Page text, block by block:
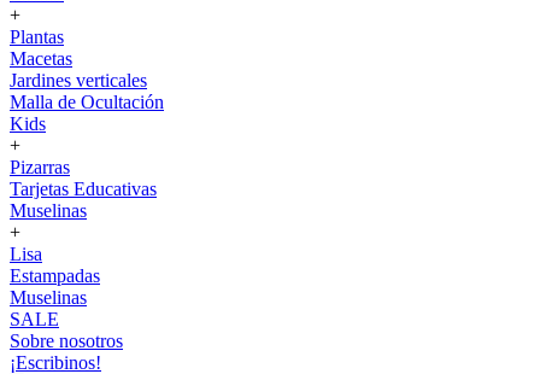
+
Plantas
Macetas
Jardines verticales
Malla de Ocultación
Kids
+
Pizarras
Tarjetas Educativas
Muselinas
+
Lisa
Estampadas
Muselinas
SALE
Sobre nosotros
¡Escribinos!